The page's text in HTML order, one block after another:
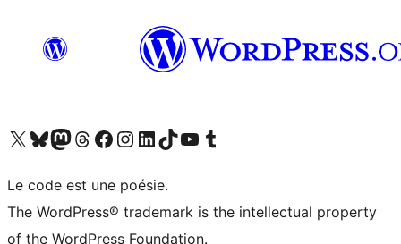
Visit our X (formerly Twitter) account
Visitez notre compte Bluesky
Visit our Mastodon account
Visitez notre compte Threads
Visit our Facebook page
Visit our Instagram account
Visit our LinkedIn account
Visitez notre compte TikTok
Visit our YouTube channel
Visitez notre compte Tumblr
Le code est une poésie.
The WordPress® trademark is the intellectual property
of the WordPress Foundation.